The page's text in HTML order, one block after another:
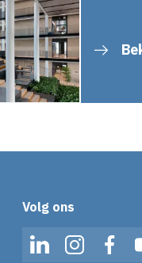
Volg ons
LinkedInInstagram